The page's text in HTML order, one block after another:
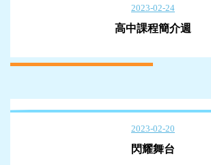
2023-02-24
高中課程簡介週
2023-02-20
閃耀舞台